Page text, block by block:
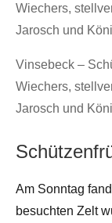
Wiechers,
Jarosch und
Vinsebeck –
Wiechers,
Jarosch und
Am Sonntag
besuchten Zelt